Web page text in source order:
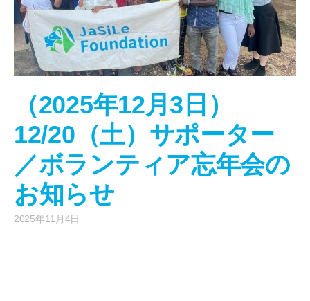
（2025年12月3日）
12/20（土）サポーター
／ボランティア忘年会の
お知らせ
2025年11月4日